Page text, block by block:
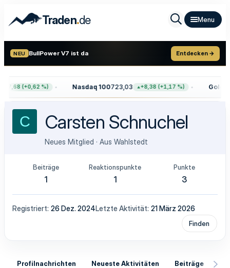
Traden.de
NEU BullPower V7 ist da Entdecken →
(+0,62 %) Nasdaq 100723,03 +8,38 (+1,17 %) Gold
C Carsten Schnuchel
Neues Mitglied · Aus Wahlstedt
Beiträge
1
Reaktionspunkte
1
Punkte
3
Registriert 26 Dez. 2024Letzte Aktivität 21 März 2026
Finden
Profilnachrichten Neueste Aktivitäten Beiträge